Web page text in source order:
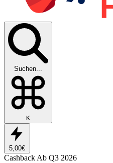
Suchen...
K
5,00€
CashbackAb Q3 2026